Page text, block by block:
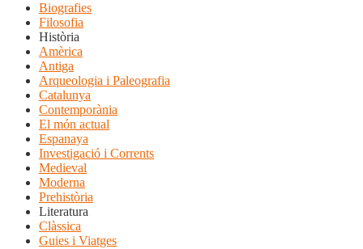
Biografies
Filosofia
Història
Amèrica
Antiga
Arqueologia i Paleografia
Catalunya
Contemporània
El món actual
Espanaya
Investigació i Corrents
Medieval
Moderna
Prehistòria
Literatura
Clàssica
Guies i Viatges